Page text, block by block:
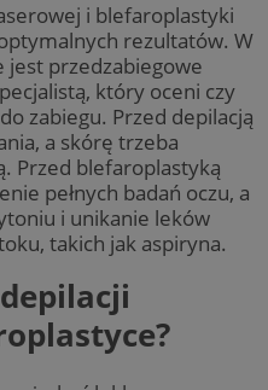
i blefaroplastyki
rezultatów. W
jest przedzabiegowe
który oceni czy
zabiegu. Przed depilacją
a skórę trzeba
Przed blefaroplastyką
pełnych badań oczu, a
i unikanie leków
takich jak aspiryna.